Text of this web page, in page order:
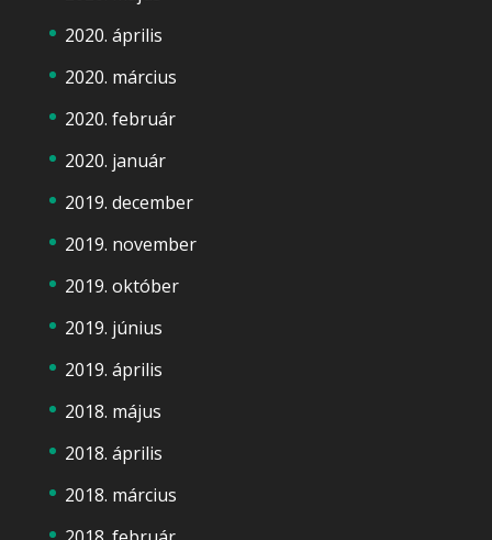
2020. április
2020. március
2020. február
2020. január
2019. december
2019. november
2019. október
2019. június
2019. április
2018. május
2018. április
2018. március